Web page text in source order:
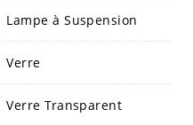
Lampe à Suspension
Verre
Verre Transparent